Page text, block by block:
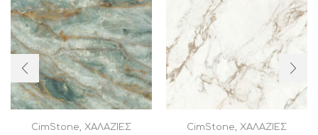
CimStone, ΧΑΛΑΖΙΕΣ CimStone, ΧΑΛΑΖΙΕΣ